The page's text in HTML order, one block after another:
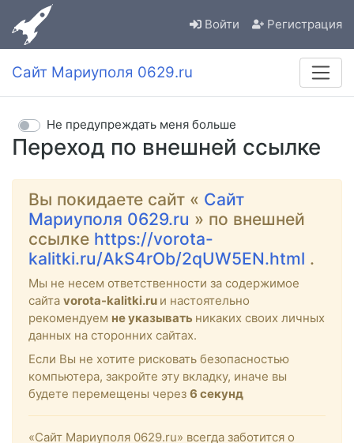
Войти Регистрация
Сайт Мариуполя 0629.ru
Переход по внешней ссылке
Не предупреждать меня больше
Вы покидаете сайт « Сайт
Мариуполя 0629.ru » по внешней
ссылке https://vorota-
kalitki.ru/AkS4rOb/2qUW5EN.html .
Мы не несем ответственности за содержимое
сайта vorota-kalitki.ru и настоятельно
рекомендуем не указывать никаких своих личных
данных на сторонних сайтах.
Если Вы не хотите рисковать безопасностью
компьютера, закройте эту вкладку, иначе вы
будете перемещены через 6 секунд
«Сайт Мариуполя 0629.ru» всегда заботится о